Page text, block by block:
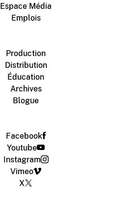
Espace Média
Emplois
Production
Distribution
Éducation
Archives
Blogue
Facebook
Youtube
Instagram
Vimeo
X